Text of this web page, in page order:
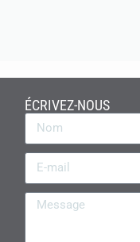
ÉCRIVEZ-NOUS